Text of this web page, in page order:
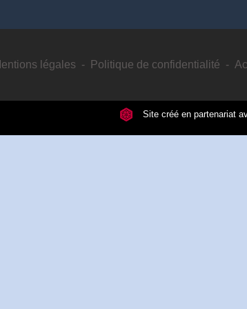
légales - Politique de confidentialité -
Site créé en partenariat